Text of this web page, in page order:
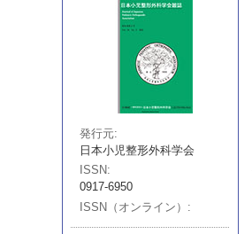
発行元
日本小児整形外科学会
ISSN
0917-6950
ISSN（オンライン）